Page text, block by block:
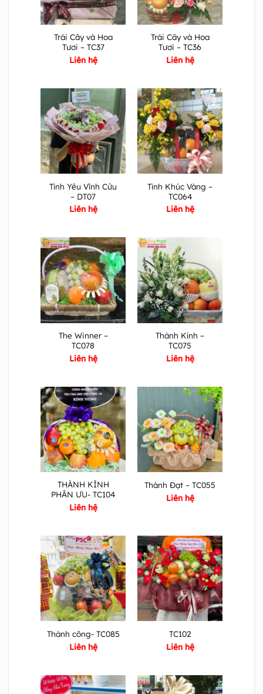
Trái Cây và Hoa
Tươi – TC37
Liên hệ
Trái Cây và Hoa
Tươi – TC36
Liên hệ
Tình Yêu Vĩnh Cửu
– DT07
Liên hệ
Tình Khúc Vàng –
TC064
Liên hệ
The Winner –
TC078
Liên hệ
Thành Kính –
TC075
Liên hệ
THÀNH KÍNH
PHÂN ƯU- TC104
Liên hệ
Thành Đạt – TC055
Liên hệ
Thành công- TC085
Liên hệ
TC102
Liên hệ